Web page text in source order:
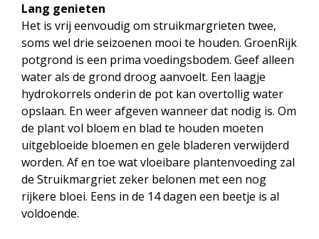
Lang genieten
Het is vrij eenvoudig om struikmargrieten twee,
soms wel drie seizoenen mooi te houden. GroenRijk
potgrond is een prima voedingsbodem. Geef alleen
water als de grond droog aanvoelt. Een laagje
hydrokorrels onderin de pot kan overtollig water
opslaan. En weer afgeven wanneer dat nodig is. Om
de plant vol bloem en blad te houden moeten
uitgebloeide bloemen en gele bladeren verwijderd
worden. Af en toe wat vloeibare plantenvoeding zal
de Struikmargriet zeker belonen met een nog
rijkere bloei. Eens in de 14 dagen een beetje is al
voldoende.